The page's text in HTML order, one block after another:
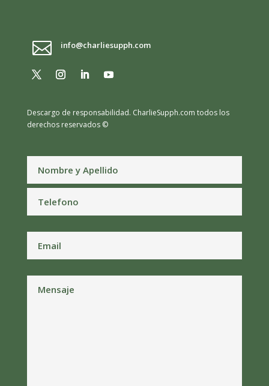
 info@charliesupph.com
Descargo de responsabilidad. CharlieSupph.com todos los
derechos reservados ©